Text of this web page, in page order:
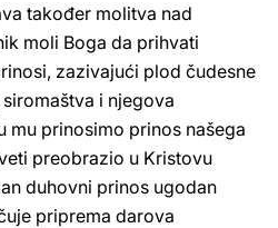
također molitva nad
moli Boga da prihvati
zazivajući plod čudesne
i njegova
mu prinosimo prinos našega
preobrazio u Kristovu
duhovni prinos ugodan
priprema darova